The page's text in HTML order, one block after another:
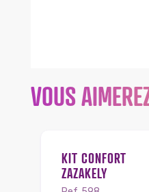
VOUS
KIT CONFORT
ZAZAKELY